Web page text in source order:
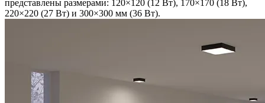
представлены размерами: 120×120 (12 Вт), 170×170 (18 Вт),
220×220 (27 Вт) и 300×300 мм (36 Вт).